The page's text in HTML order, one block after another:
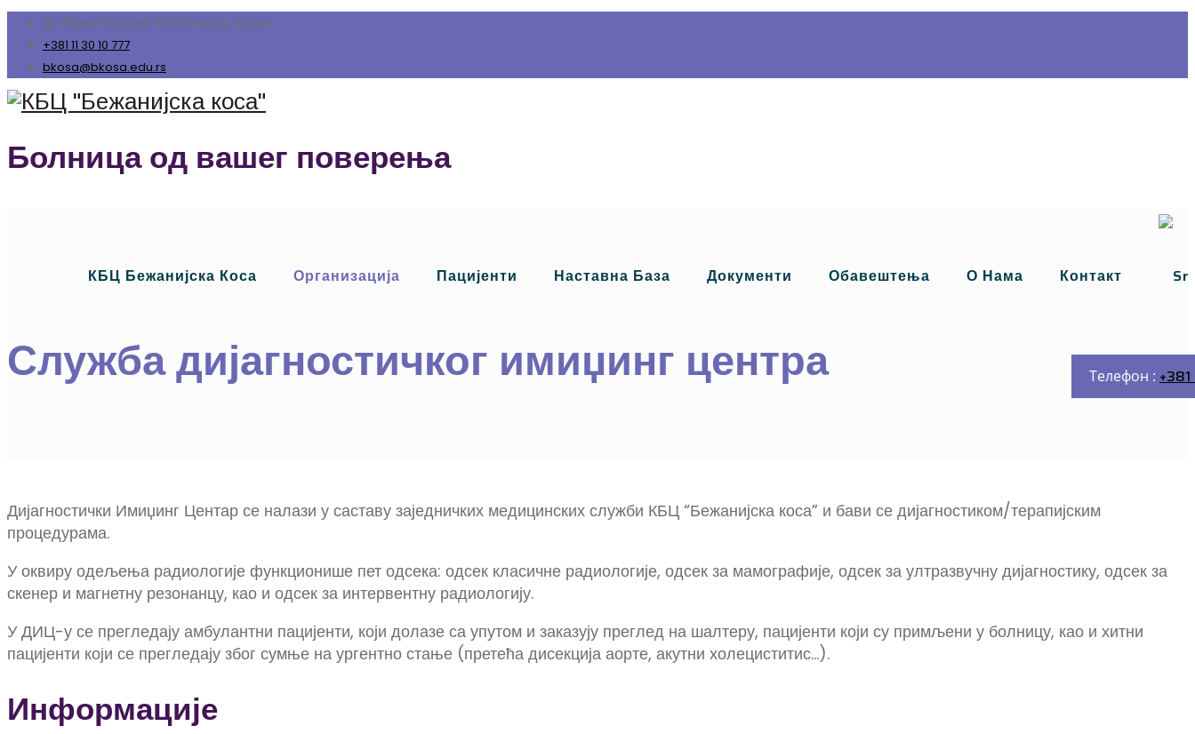
Др Жоржа Матеа бб, 11080 Београд, Србија
+381 11 30 10 777
bkosa@bkosa.edu.rs
Болница од вашег поверења
КБЦ Бежанијска Коса Организација Пацијенти Наставна База Документи Обавештења О Нама Контакт
Телефон : +381
Служба дијагностичког имиџинг центра
Дијагностички Имиџинг Центар се налази у саставу заједничких медицинских служби КБЦ “Бежанијска коса” и бави се дијагностиком/терапијским
процедурама.
У оквиру одељења радиологије функционише пет одсека: одсек класичне радиологије, одсек за мамографије, одсек за ултразвучну дијагностику, одсек за
скенер и магнетну резонанцу, као и одсек за интервентну радиологију.
У ДИЦ-у се прегледају амбулантни пацијенти, који долазе са упутом и заказују преглед на шалтеру, пацијенти који су примљени у болницу, као и хитни
пацијенти који се прегледају због сумње на ургентно стање (претећа дисекција аорте, акутни холециститис…).
Информације